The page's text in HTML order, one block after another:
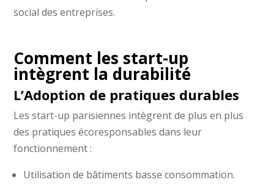
social des entreprises.
Comment les start-up
intègrent la durabilité
L’Adoption de pratiques durables
Les start-up parisiennes intègrent de plus en plus
des pratiques écoresponsables dans leur
fonctionnement :
Utilisation de bâtiments basse consommation.